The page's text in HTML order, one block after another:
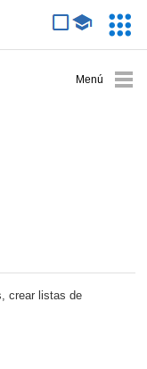
crear listas de